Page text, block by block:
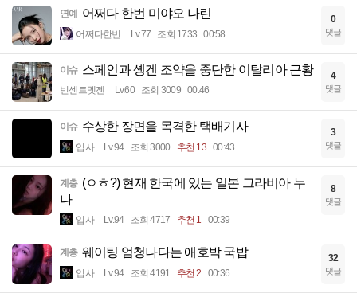
연예 어쩌다 한번 미야오 나린
어쩌다한번 Lv.77 조회 1733 00:58
0
댓글
이슈 스페인과 솅겐 조약을 중단한 이탈리아 근황
빈센트멧젠 Lv.60 조회 3009 00:46
4
댓글
이슈 수상한 장면을 목격한 택배기사
입사 Lv.94 조회 3000 추천 13 00:43
3
댓글
계층 (ㅇㅎ?) 현재 한국에 있는 일본 그라비아 누
나
입사 Lv.94 조회 4717 추천 1 00:39
8
댓글
계층 웨이팅 엄청나다는 애호박 국밥
입사 Lv.94 조회 4191 추천 2 00:36
32
댓글